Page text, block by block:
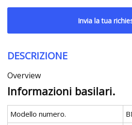
Invia la tua
DESCRIZIONE
Overview
Informazioni basilari.
Modello numero.